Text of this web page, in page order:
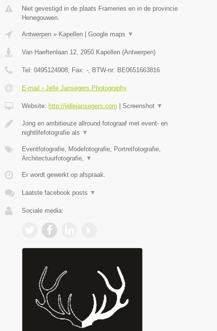
Niet gevestigd in de plaats Frameries en in de provincie
Henegouwen.
Antwerpen » Kapellen Google maps ▼
Van Haeftenlaan 12 2950 Kapellen (Antwerpen)
Tel: 0495124908 , Fax: - , BTW-nr: BE0651663816
E-mail › Jelle Jansegers Photography
Website: http://jellejansegers.com Screenshot ▼
Jong en ambitieuze allround fotograaf met event- en
nightlifefotografie als ▼
Eventfotografie, Modefotografie, Portretfotografie,
Architectuurfotografie,
▼
Er wordt gewerkt op afspraak.
Laatste facebook posts ▼
Sociale media: